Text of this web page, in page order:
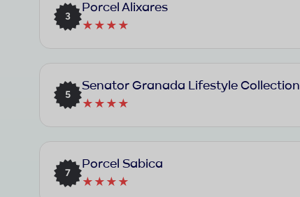
3
Porcel Alixares
★★★★
5
Senator Granada Lifestyle Collection
★★★★
7
Porcel Sabica
★★★★